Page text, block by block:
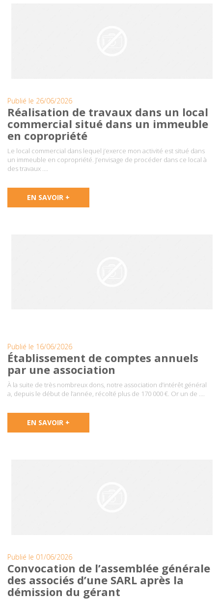
Publié le 26/06/2026
Réalisation de travaux dans un local
commercial situé dans un immeuble
en copropriété
Le local commercial dans lequel j’exerce mon activité est situé dans
un immeuble en copropriété. J’envisage de procéder dans ce local à
des travaux ….
EN SAVOIR +
Publié le 16/06/2026
Établissement de comptes annuels
par une association
À la suite de très nombreux dons, notre association d’intérêt général
a, depuis le début de l’année, récolté plus de 170 000 €. Or un de ….
EN SAVOIR +
Publié le 01/06/2026
Convocation de l’assemblée générale
des associés d’une SARL après la
démission du gérant